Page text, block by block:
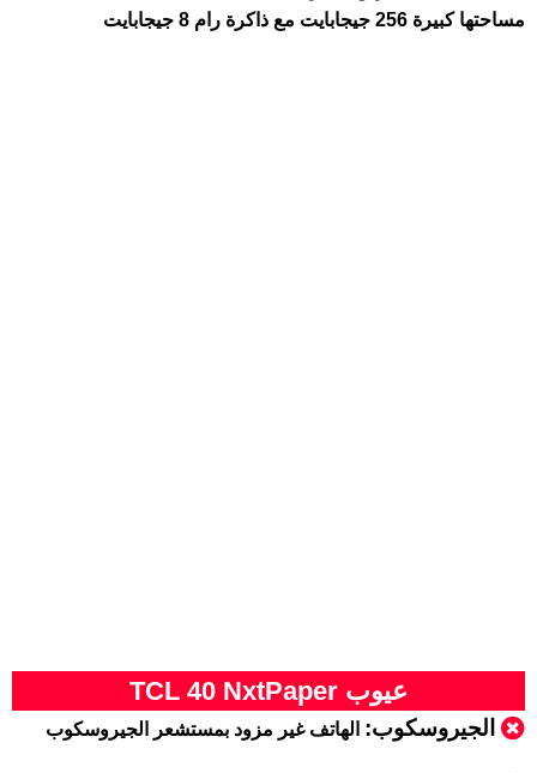
مساحتها كبيرة 256 جيجابايت مع ذاكرة رام 8 جيجابايت
عيوب TCL 40 NxtPaper
الجيروسكوب: الهاتف غير مزود بمستشعر الجيروسكوب